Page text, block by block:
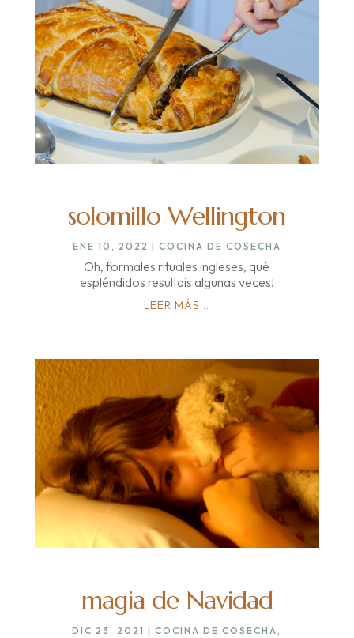
solomillo Wellington
ENE 10, 2022 | COCINA DE COSECHA
Oh, formales rituales ingleses, qué
espléndidos resultais algunas veces!
LEER MÁS...
magia de Navidad
DIC 23, 2021 |COCINA DE COSECHA ,